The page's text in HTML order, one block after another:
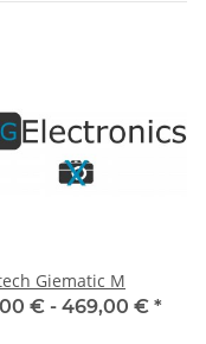
Giematic M
€ - 469,00 € *